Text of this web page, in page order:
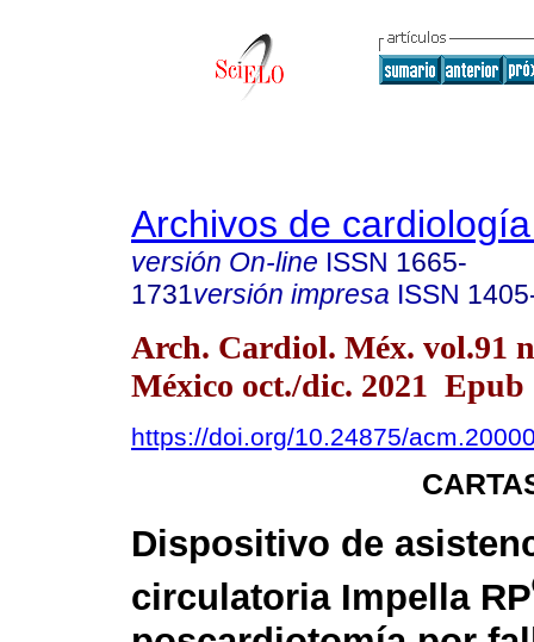
Archivos de
versión On-line ISSN 1665-
1731versión impresa ISSN
Arch. Cardiol. Méx. vol.91
México oct./dic. 2021 Epub
https://doi.org/10.24875/
Dispositivo de
circulatoria Impella RP